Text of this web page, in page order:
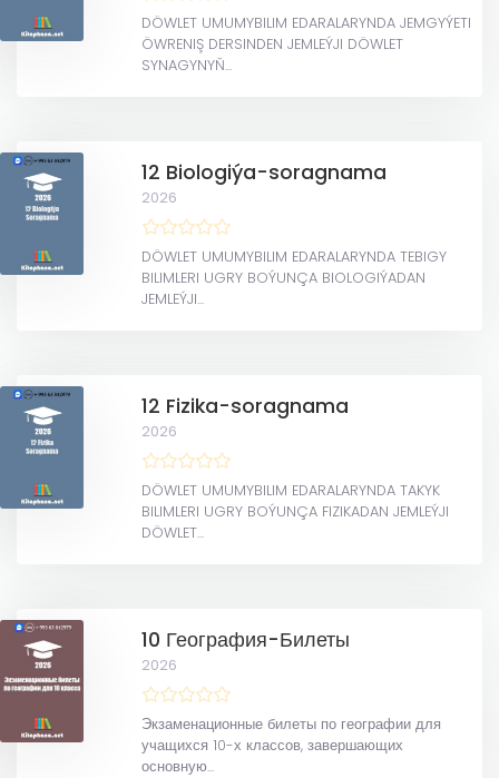
DÖWLET UMUMYBILIM EDARALARYNDA JEMGYÝETI
ÖWRENIŞ DERSINDEN JEMLEÝJI DÖWLET
SYNAGYNYŇ...
12 Biologiýa-soragnama
2026
DÖWLET UMUMYBILIM EDARALARYNDA TEBIGY
BILIMLERI UGRY BOÝUNÇA BIOLOGIÝADAN
JEMLEÝJI...
12 Fizika-soragnama
2026
DÖWLET UMUMYBILIM EDARALARYNDA TAKYK
BILIMLERI UGRY BOÝUNÇA FIZIKADAN JEMLEÝJI
DÖWLET...
10 География-Билеты
2026
Экзаменационные билеты по географии для
учащихся 10-х классов, завершающих
основную...